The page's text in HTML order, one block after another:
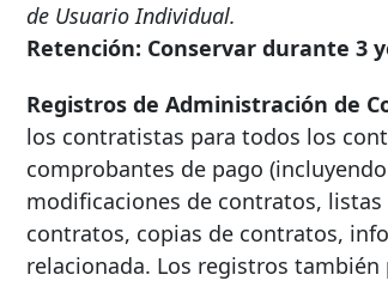
de Usuario Individual.
Retención: Conservar durante 3
Registros de Administración de
los contratistas para todos los
comprobantes de pago
modificaciones de contratos,
contratos, copias de contratos,
relacionada. Los registros